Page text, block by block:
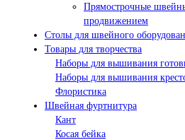
Прямострочные
продвижением
Столы для швейного
Товары для творчества
Наборы для вышивания
Наборы для вышивания
Флористика
Швейная фуртнитура
Кант
Косая бейка